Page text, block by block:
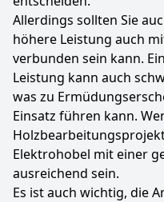
Allerdings sollten Sie
höhere Leistung auch
verbunden sein kann.
Leistung kann auch
was zu
Einsatz führen kann.
Elektrohobel mit einer
ausreichend sein.
Es ist auch wichtig, die